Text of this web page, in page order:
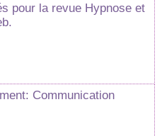
pour la revue Hypnose et
Communication